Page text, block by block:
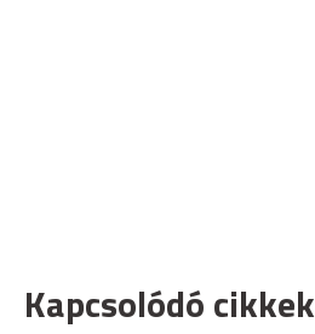
Kapcsolódó cikkek